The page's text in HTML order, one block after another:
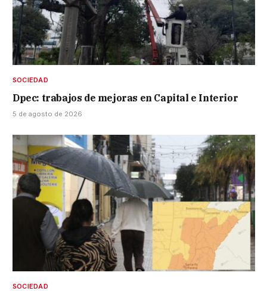
SOCIEDAD
Dpec: trabajos de mejoras en Capital e Interior
5 de agosto de 2026
SOCIEDAD